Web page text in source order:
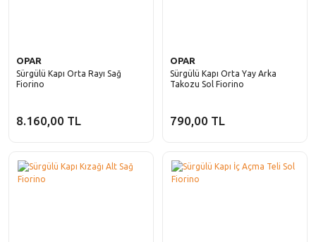
OPAR
Sürgülü Kapı Orta Rayı Sağ
Fiorino
8.160,00 TL
OPAR
Sürgülü Kapı Orta Yay Arka
Takozu Sol Fiorino
790,00 TL